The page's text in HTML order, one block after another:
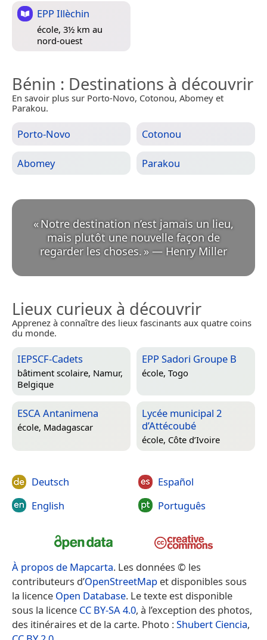
EPP Illèchin
école, 3½ km au
nord-ouest
Bénin : Destinations à découvrir
En savoir plus sur Porto-Novo, Cotonou, Abomey et
Parakou.
Porto-Novo Cotonou
Abomey Parakou
«Notre destination n’est jamais un lieu,
mais plutôt une nouvelle façon de
regarder les choses. » — Henry Miller
Lieux curieux à découvrir
Apprenez à connaître des lieux fascinants aux quatre coins
du monde.
IEPSCF-Cadets
bâtiment scolaire, Namur,
Belgique
EPP Sadori Groupe B
école, Togo
ESCA Antanimena
école, Madagascar
Lycée municipal 2
d’Attécoubé
école, Côte d’Ivoire
Deutsch
English
Español
Português
À propos de Mapcarta. Les données © les
contributeurs d’OpenStreetMap et disponibles sous
la licence Open Database. Le texte est disponible
sous la licence CC BY-SA 4.0, à l’exception des photos,
des itinéraires et de la carte. Photo :Shubert Ciencia,